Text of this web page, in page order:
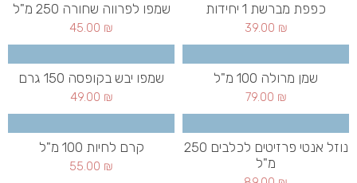
כפפת מברשת 1 יחידות
39.00 ₪
שמפו לפרווה שחורה 250 מ"ל
45.00 ₪
שמן מרולה 100 מ"ל
79.00 ₪
שמפו יבש בקופסה 150 גרם
49.00 ₪
נוזל אנטי פרזיטים לכלבים 250
מ"ל
קרם לחיות 100 מ"ל
55.00 ₪